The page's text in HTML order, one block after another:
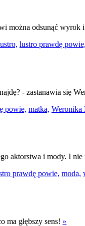
odsunąć wyrok i
lustro prawdę powie,
- zastanawia się
powie, matka, Weronika
aktorstwa i mody. I nie
prawdę powie, moda,
ma głębszy sens! »